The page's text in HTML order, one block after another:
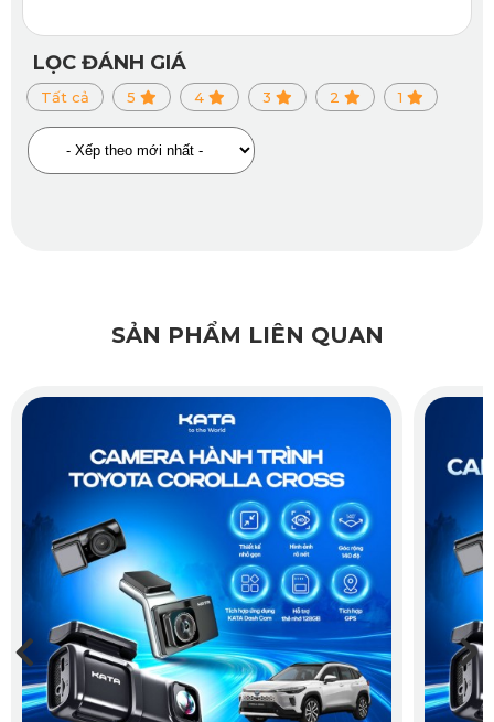
Động cơ được trang bị mạnh mẽ và bền bỉ
xế nên tiến hành lắp camera hành trình trước và sau cho xế
430i M Sport
đến từ thương hiệu KATA được phân phối độc
quyền tại Việt Nam bởi KATA sẽ là một lựa chọn khó ai có
thể chối từ. Mẫu camera hành trình KATA KD002 này sở
hữu tới 10 đặc điểm nổi bật mà khó mẫu camera nào có
được:
LỌC ĐÁNH GIÁ
Tất cả 5 4 3 2 1
SẢN PHẨM LIÊN QUAN